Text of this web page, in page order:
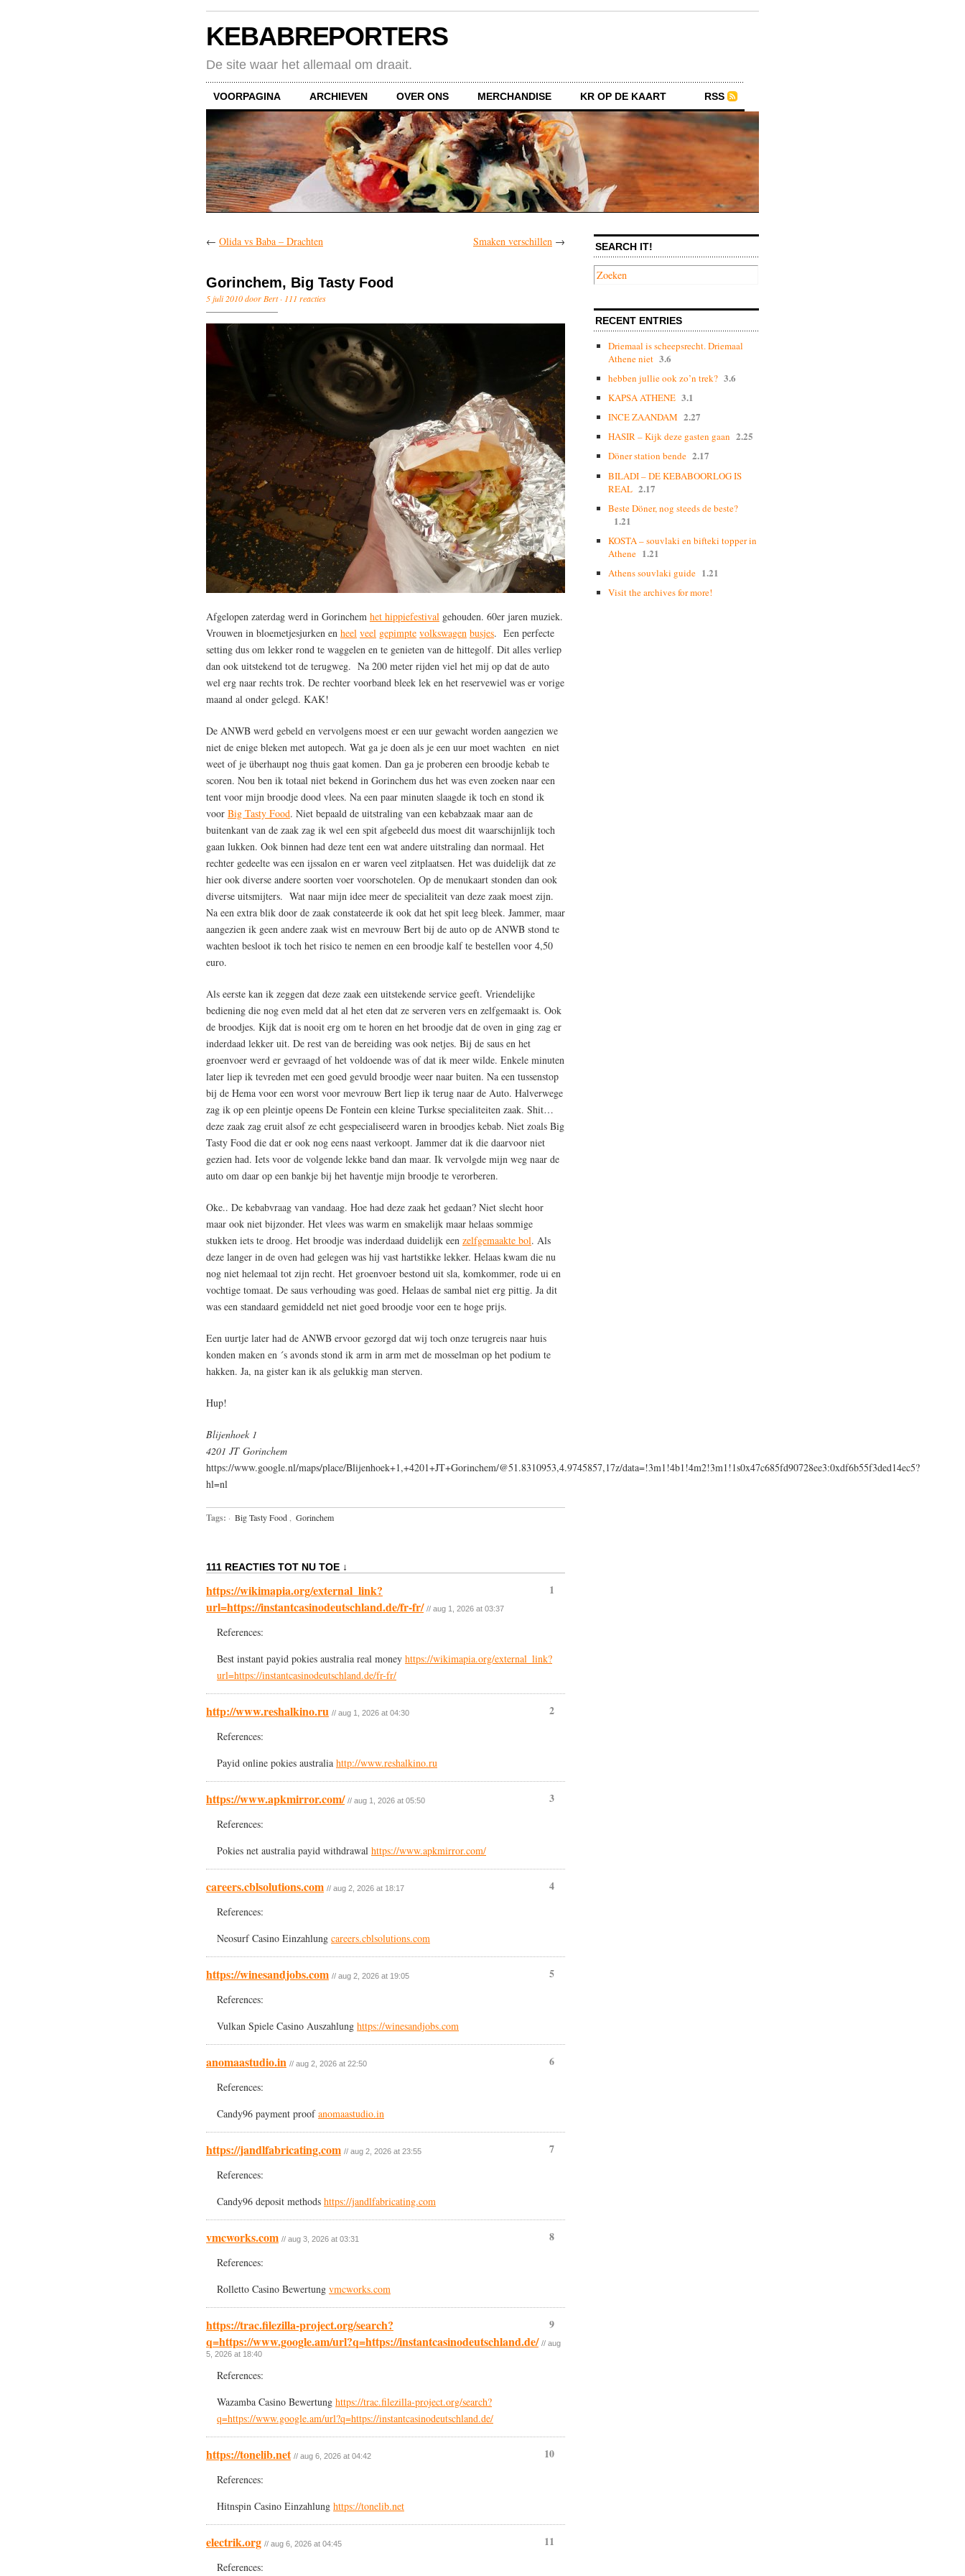
KEBABREPORTERS
De site waar het allemaal om draait.
VOORPAGINA ARCHIEVEN OVER ONS MERCHANDISE KR OP DE KAART RSS
← Olida vs Baba – Drachten Smaken verschillen →
Gorinchem, Big Tasty Food
5 juli 2010 door Bert · 111 reacties
Afgelopen zaterdag werd in Gorinchem het hippiefestival gehouden. 60er jaren muziek.
Vrouwen in bloemetjesjurken en heel veel gepimpte volkswagen busjes. Een perfecte
setting dus om lekker rond te waggelen en te genieten van de hittegolf. Dit alles verliep
dan ook uitstekend tot de terugweg. Na 200 meter rijden viel het mij op dat de auto
wel erg naar rechts trok. De rechter voorband bleek lek en het reservewiel was er vorige
maand al onder gelegd. KAK!
De ANWB werd gebeld en vervolgens moest er een uur gewacht worden aangezien we
niet de enige bleken met autopech. Wat ga je doen als je een uur moet wachten en niet
weet of je überhaupt nog thuis gaat komen. Dan ga je proberen een broodje kebab te
scoren. Nou ben ik totaal niet bekend in Gorinchem dus het was even zoeken naar een
tent voor mijn broodje dood vlees. Na een paar minuten slaagde ik toch en stond ik
voor Big Tasty Food. Niet bepaald de uitstraling van een kebabzaak maar aan de
buitenkant van de zaak zag ik wel een spit afgebeeld dus moest dit waarschijnlijk toch
gaan lukken. Ook binnen had deze tent een wat andere uitstraling dan normaal. Het
rechter gedeelte was een ijssalon en er waren veel zitplaatsen. Het was duidelijk dat ze
hier ook diverse andere soorten voer voorschotelen. Op de menukaart stonden dan ook
diverse uitsmijters. Wat naar mijn idee meer de specialiteit van deze zaak moest zijn.
Na een extra blik door de zaak constateerde ik ook dat het spit leeg bleek. Jammer, maar
aangezien ik geen andere zaak wist en mevrouw Bert bij de auto op de ANWB stond te
wachten besloot ik toch het risico te nemen en een broodje kalf te bestellen voor 4,50
euro.
Als eerste kan ik zeggen dat deze zaak een uitstekende service geeft. Vriendelijke
bediening die nog even meld dat al het eten dat ze serveren vers en zelfgemaakt is. Ook
de broodjes. Kijk dat is nooit erg om te horen en het broodje dat de oven in ging zag er
inderdaad lekker uit. De rest van de bereiding was ook netjes. Bij de saus en het
groenvoer werd er gevraagd of het voldoende was of dat ik meer wilde. Enkele minuten
later liep ik tevreden met een goed gevuld broodje weer naar buiten. Na een tussenstop
bij de Hema voor een worst voor mevrouw Bert liep ik terug naar de Auto. Halverwege
zag ik op een pleintje opeens De Fontein een kleine Turkse specialiteiten zaak. Shit…
deze zaak zag eruit alsof ze echt gespecialiseerd waren in broodjes kebab. Niet zoals Big
Tasty Food die dat er ook nog eens naast verkoopt. Jammer dat ik die daarvoor niet
gezien had. Iets voor de volgende lekke band dan maar. Ik vervolgde mijn weg naar de
auto om daar op een bankje bij het haventje mijn broodje te verorberen.
Oke.. De kebabvraag van vandaag. Hoe had deze zaak het gedaan? Niet slecht hoor
maar ook niet bijzonder. Het vlees was warm en smakelijk maar helaas sommige
stukken iets te droog. Het broodje was inderdaad duidelijk een zelfgemaakte bol. Als
deze langer in de oven had gelegen was hij vast hartstikke lekker. Helaas kwam die nu
nog niet helemaal tot zijn recht. Het groenvoer bestond uit sla, komkommer, rode ui en
vochtige tomaat. De saus verhouding was goed. Helaas de sambal niet erg pittig. Ja dit
was een standaard gemiddeld net niet goed broodje voor een te hoge prijs.
Een uurtje later had de ANWB ervoor gezorgd dat wij toch onze terugreis naar huis
konden maken en ´s avonds stond ik arm in arm met de mosselman op het podium te
hakken. Ja, na gister kan ik als gelukkig man sterven.
Hup!
Blijenhoek 1
4201 JT Gorinchem
https://www.google.nl/maps/place/Blijenhoek+1,+4201+JT+Gorinchem/@51.8310953,4.9745857,17z/data=!3m1!4b1!4m2!3m1!1s0x47c685fd90728ee3:0xdf6b55f3ded14ec5?
hl=nl
Tags: · Big Tasty Food Gorinchem
111 REACTIES TOT NU TOE ↓
1
https://wikimapia.org/external_link?
url=https://instantcasinodeutschland.de/fr-fr/ // aug 1, 2026 at 03:37
References:
Best instant payid pokies australia real money https://wikimapia.org/external_link?
url=https://instantcasinodeutschland.de/fr-fr/
2
http://www.reshalkino.ru // aug 1, 2026 at 04:30
References:
Payid online pokies australia http://www.reshalkino.ru
3
https://www.apkmirror.com/ // aug 1, 2026 at 05:50
References:
Pokies net australia payid withdrawal https://www.apkmirror.com/
4
careers.cblsolutions.com // aug 2, 2026 at 18:17
References:
Neosurf Casino Einzahlung careers.cblsolutions.com
5
https://winesandjobs.com // aug 2, 2026 at 19:05
References:
Vulkan Spiele Casino Auszahlung https://winesandjobs.com
6
anomaastudio.in // aug 2, 2026 at 22:50
References:
Candy96 payment proofanomaastudio.in
7
https://jandlfabricating.com // aug 2, 2026 at 23:55
References:
Candy96 deposit methods https://jandlfabricating.com
8
vmcworks.com // aug 3, 2026 at 03:31
References:
Rolletto Casino Bewertung vmcworks.com
9
https://trac.filezilla-project.org/search?
q=https://www.google.am/url?q=https://instantcasinodeutschland.de/ // aug
5, 2026 at 18:40
References:
Wazamba Casino Bewertung https://trac.filezilla-project.org/search?
q=https://www.google.am/url?q=https://instantcasinodeutschland.de/
10
https://tonelib.net // aug 6, 2026 at 04:42
References:
Hitnspin Casino Einzahlung https://tonelib.net
11
electrik.org // aug 6, 2026 at 04:45
References:
SEARCH IT!
RECENT ENTRIES
Driemaal is scheepsrecht. Driemaal
Athene niet 3.6
hebben jullie ook zo’n trek? 3.6
KAPSA ATHENE 3.1
INCE ZAANDAM 2.27
HASIR – Kijk deze gasten gaan 2.25
Döner station bende 2.17
BILADI – DE KEBABOORLOG IS
REAL 2.17
Beste Döner, nog steeds de beste?
1.21
KOSTA – souvlaki en bifteki topper in
Athene 1.21
Athens souvlaki guide 1.21
Visit the archives for more!